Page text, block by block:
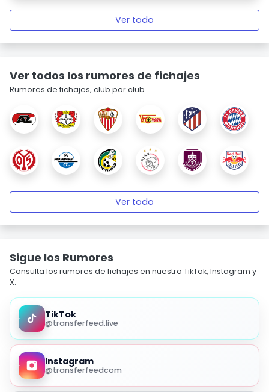
Ver todo
Ver todos los rumores de fichajes
Rumores de fichajes, club por club.
Ver todo
Sigue los Rumores
Consulta los rumores de fichajes en nuestro TikTok, Instagram y
X.
TikTok
@transferfeed.live
Instagram
@transferfeedcom